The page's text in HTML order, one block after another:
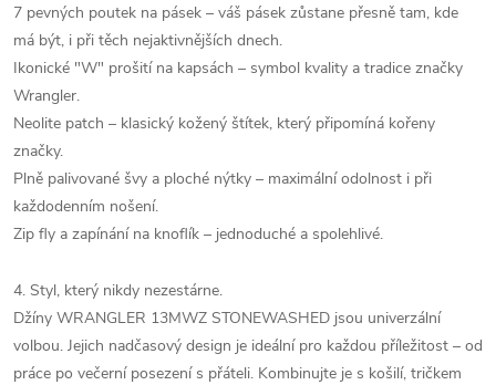
7 pevných poutek na pásek – váš pásek zůstane přesně tam, kde
má být, i při těch nejaktivnějších dnech.
Ikonické "W" prošití na kapsách – symbol kvality a tradice značky
Wrangler.
Neolite patch – klasický kožený štítek, který připomíná kořeny
značky.
Plně palivované švy a ploché nýtky – maximální odolnost i při
každodenním nošení.
Zip fly a zapínání na knoflík – jednoduché a spolehlivé.
4. Styl, který nikdy nezestárne.
Džíny WRANGLER 13MWZ STONEWASHED jsou univerzální
volbou. Jejich nadčasový design je ideální pro každou příležitost – od
práce po večerní posezení s přáteli. Kombinujte je s košilí, tričkem